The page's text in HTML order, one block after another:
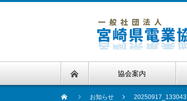
協会案内
お知らせ 20250917_133043